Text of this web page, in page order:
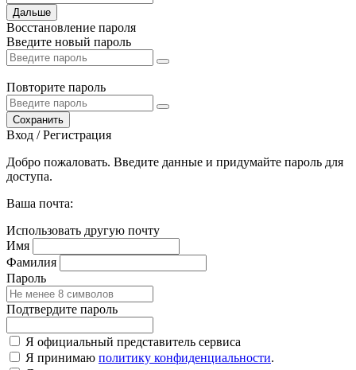
Дальше
Восстановление пароля
Введите новый пароль
Повторите пароль
Сохранить
Вход / Регистрация
Добро пожаловать. Введите данные и придумайте пароль для
доступа.
Ваша почта:
Использовать другую почту
Имя
Фамилия
Пароль
Подтвердите пароль
Я официальный представитель сервиса
Я принимаю политику конфиденциальности.